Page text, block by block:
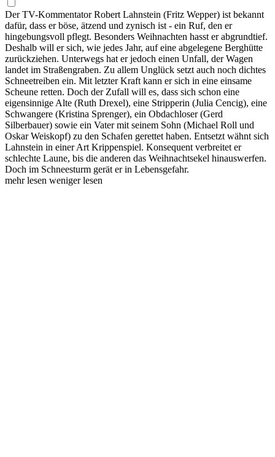
Der TV-Kommentator Robert Lahnstein (Fritz Wepper) ist bekannt
dafür, dass er böse, ätzend und zynisch ist - ein Ruf, den er
hingebungsvoll pflegt. Besonders Weihnachten hasst er abgrundtief.
Deshalb will er sich, wie jedes Jahr, auf eine abgelegene Berghütte
zurückziehen. Unterwegs hat er jedoch einen Unfall, der Wagen
landet im Straßengraben. Zu allem Unglück setzt auch noch dichtes
Schneetreiben ein. Mit letzter Kraft kann er sich in eine einsame
Scheune retten. Doch der Zufall will es, dass sich schon eine
eigensinnige Alte (Ruth Drexel), eine Stripperin (Julia Cencig), eine
Schwangere (Kristina Sprenger), ein Obdachloser (Gerd
Silberbauer) sowie ein Vater mit seinem Sohn (Michael Roll und
Oskar Weiskopf) zu den Schafen gerettet haben. Entsetzt wähnt sich
Lahnstein in einer Art Krippenspiel. Konsequent verbreitet er
schlechte Laune, bis die anderen das Weihnachtsekel hinauswerfen.
Doch im Schneesturm gerät er in Lebensgefahr.
mehr lesen weniger lesen